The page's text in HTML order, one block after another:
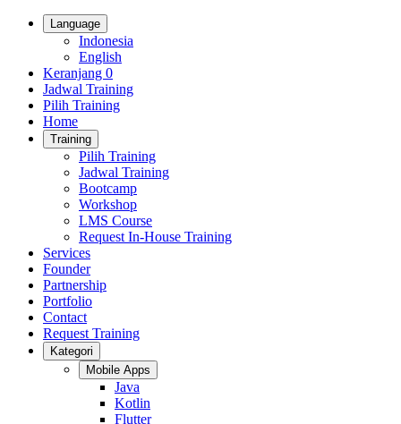
Language
Indonesia
English
Keranjang 0
Jadwal Training
Pilih Training
Home
Training
Pilih Training
Jadwal Training
Bootcamp
Workshop
LMS Course
Request In-House Training
Services
Founder
Partnership
Portfolio
Contact
Request Training
Kategori
Mobile Apps
Java
Kotlin
Flutter